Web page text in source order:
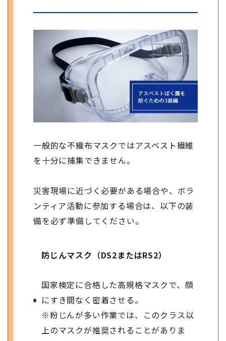
一般的な不織布マスクではアスベスト繊維
を十分に捕集できません。
災害現場に近づく必要がある場合や、ボラ
ンティア活動に参加する場合は、以下の装
備を必ず準備してください。
防じんマスク（DS2またはRS2）
国家検定に合格した高規格マスクで、顔
にすき間なく密着させる。
※粉じんが多い作業では、このクラス以
上のマスクが推奨されることがありま